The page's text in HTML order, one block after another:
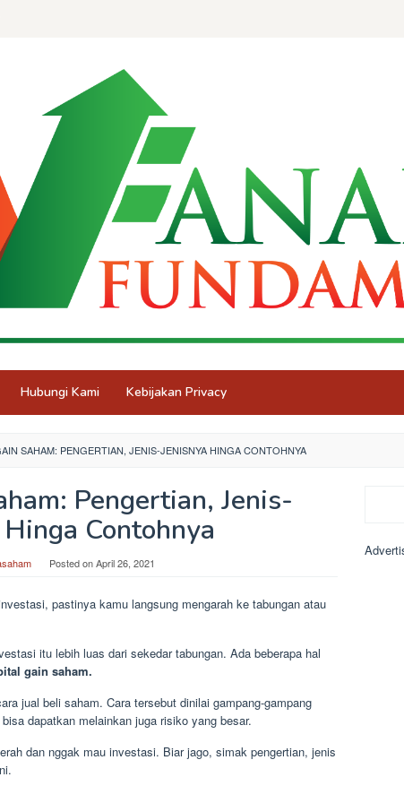
Hubungi Kami Kebijakan Privacy
SAHAM: PENGERTIAN, JENIS-JENISNYA HINGA CONTOHNYA
Pengertian, Jenis-
Contohnya
Posted onApril 26, 2021
pastinya kamu langsung mengarah ke tabungan atau
itu lebih luas dari sekedar tabungan. Ada beberapa hal
gain saham.
jual beli saham. Cara tersebut dinilai gampang-gampang
dapatkan melainkan juga risiko yang besar.
dan nggak mau investasi. Biar jago, simak pengertian, jenis